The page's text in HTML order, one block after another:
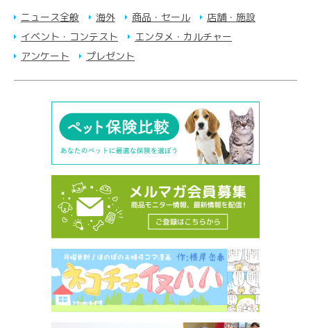
ニュース全般 海外 商品・セール
店舗・施設
イベント・コンテスト
エンタメ・カルチャー
アンケート
プレゼント